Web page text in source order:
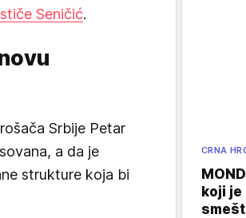
Seničić.
Srbije Petar
a da je
strukture koja bi
CRNA
koji